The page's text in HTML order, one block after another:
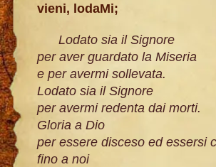
vieni, lodaMi;
Lodato sia il Signore
per aver guardato la Miseria
e per avermi sollevata.
Lodato sia il Signore
per avermi redenta dai morti.
Gloria a Dio
per essere disceso ed essersi
fino a noi